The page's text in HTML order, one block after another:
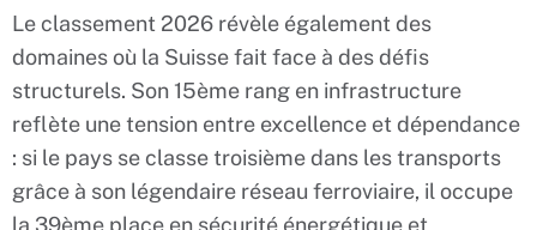
Le classement 2026 révèle également des
domaines où la Suisse fait face à des défis
structurels. Son 15ème rang en infrastructure
reflète une tension entre excellence et dépendance
: si le pays se classe troisième dans les transports
grâce à son légendaire réseau ferroviaire, il occupe
la 39ème place en sécurité énergétique et